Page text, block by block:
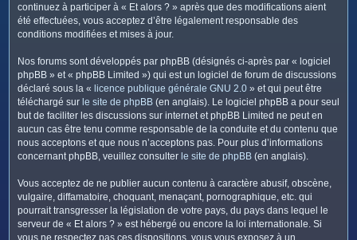
continuez à participer à « Et alors ? » après que des modifications aient
été effectuées, vous acceptez d’être légalement responsable des
conditions modifiées et mises à jour.
Nos forums sont développés par phpBB (désignés ci-après par « logiciel
phpBB » et « phpBB Limited ») qui est un logiciel de forum de discussions
déclaré sous la « licence publique générale GNU 2.0 » et qui peut être
téléchargé sur le site de phpBB (en anglais). Le logiciel phpBB a pour seul
but de faciliter les discussions sur internet et phpBB Limited ne peut en
aucun cas être tenu comme responsable de la conduite et du contenu que
nous acceptons et que nous n’acceptons pas. Pour plus d’informations
concernant phpBB, veuillez consulter le site de phpBB (en anglais).
Vous acceptez de ne publier aucun contenu à caractère abusif, obscène,
vulgaire, diffamatoire, choquant, menaçant, pornographique, etc. qui
pourrait transgresser la législation de votre pays, du pays dans lequel le
serveur de « Et alors ? » est hébergé ou encore la loi internationale. Si
vous ne respectez pas ces dispositions, vous vous exposez à un